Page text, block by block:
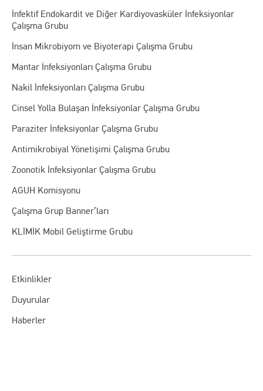
İnfektif Endokardit ve Diğer Kardiyovasküler İnfeksiyonlar
Çalışma Grubu
İnsan Mikrobiyom ve Biyoterapi Çalışma Grubu
Mantar İnfeksiyonları Çalışma Grubu
Nakil İnfeksiyonları Çalışma Grubu
Cinsel Yolla Bulaşan İnfeksiyonlar Çalışma Grubu
Paraziter İnfeksiyonlar Çalışma Grubu
Antimikrobiyal Yönetişimi Çalışma Grubu
Zoonotik İnfeksiyonlar Çalışma Grubu
AGUH Komisyonu
Çalışma Grup Banner’ları
KLİMİK Mobil Geliştirme Grubu
Etkinlikler
Duyurular
Haberler